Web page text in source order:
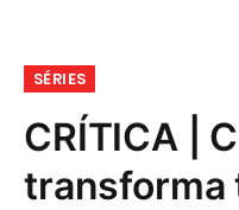
SÉRIES
CRÍTICA |
transforma